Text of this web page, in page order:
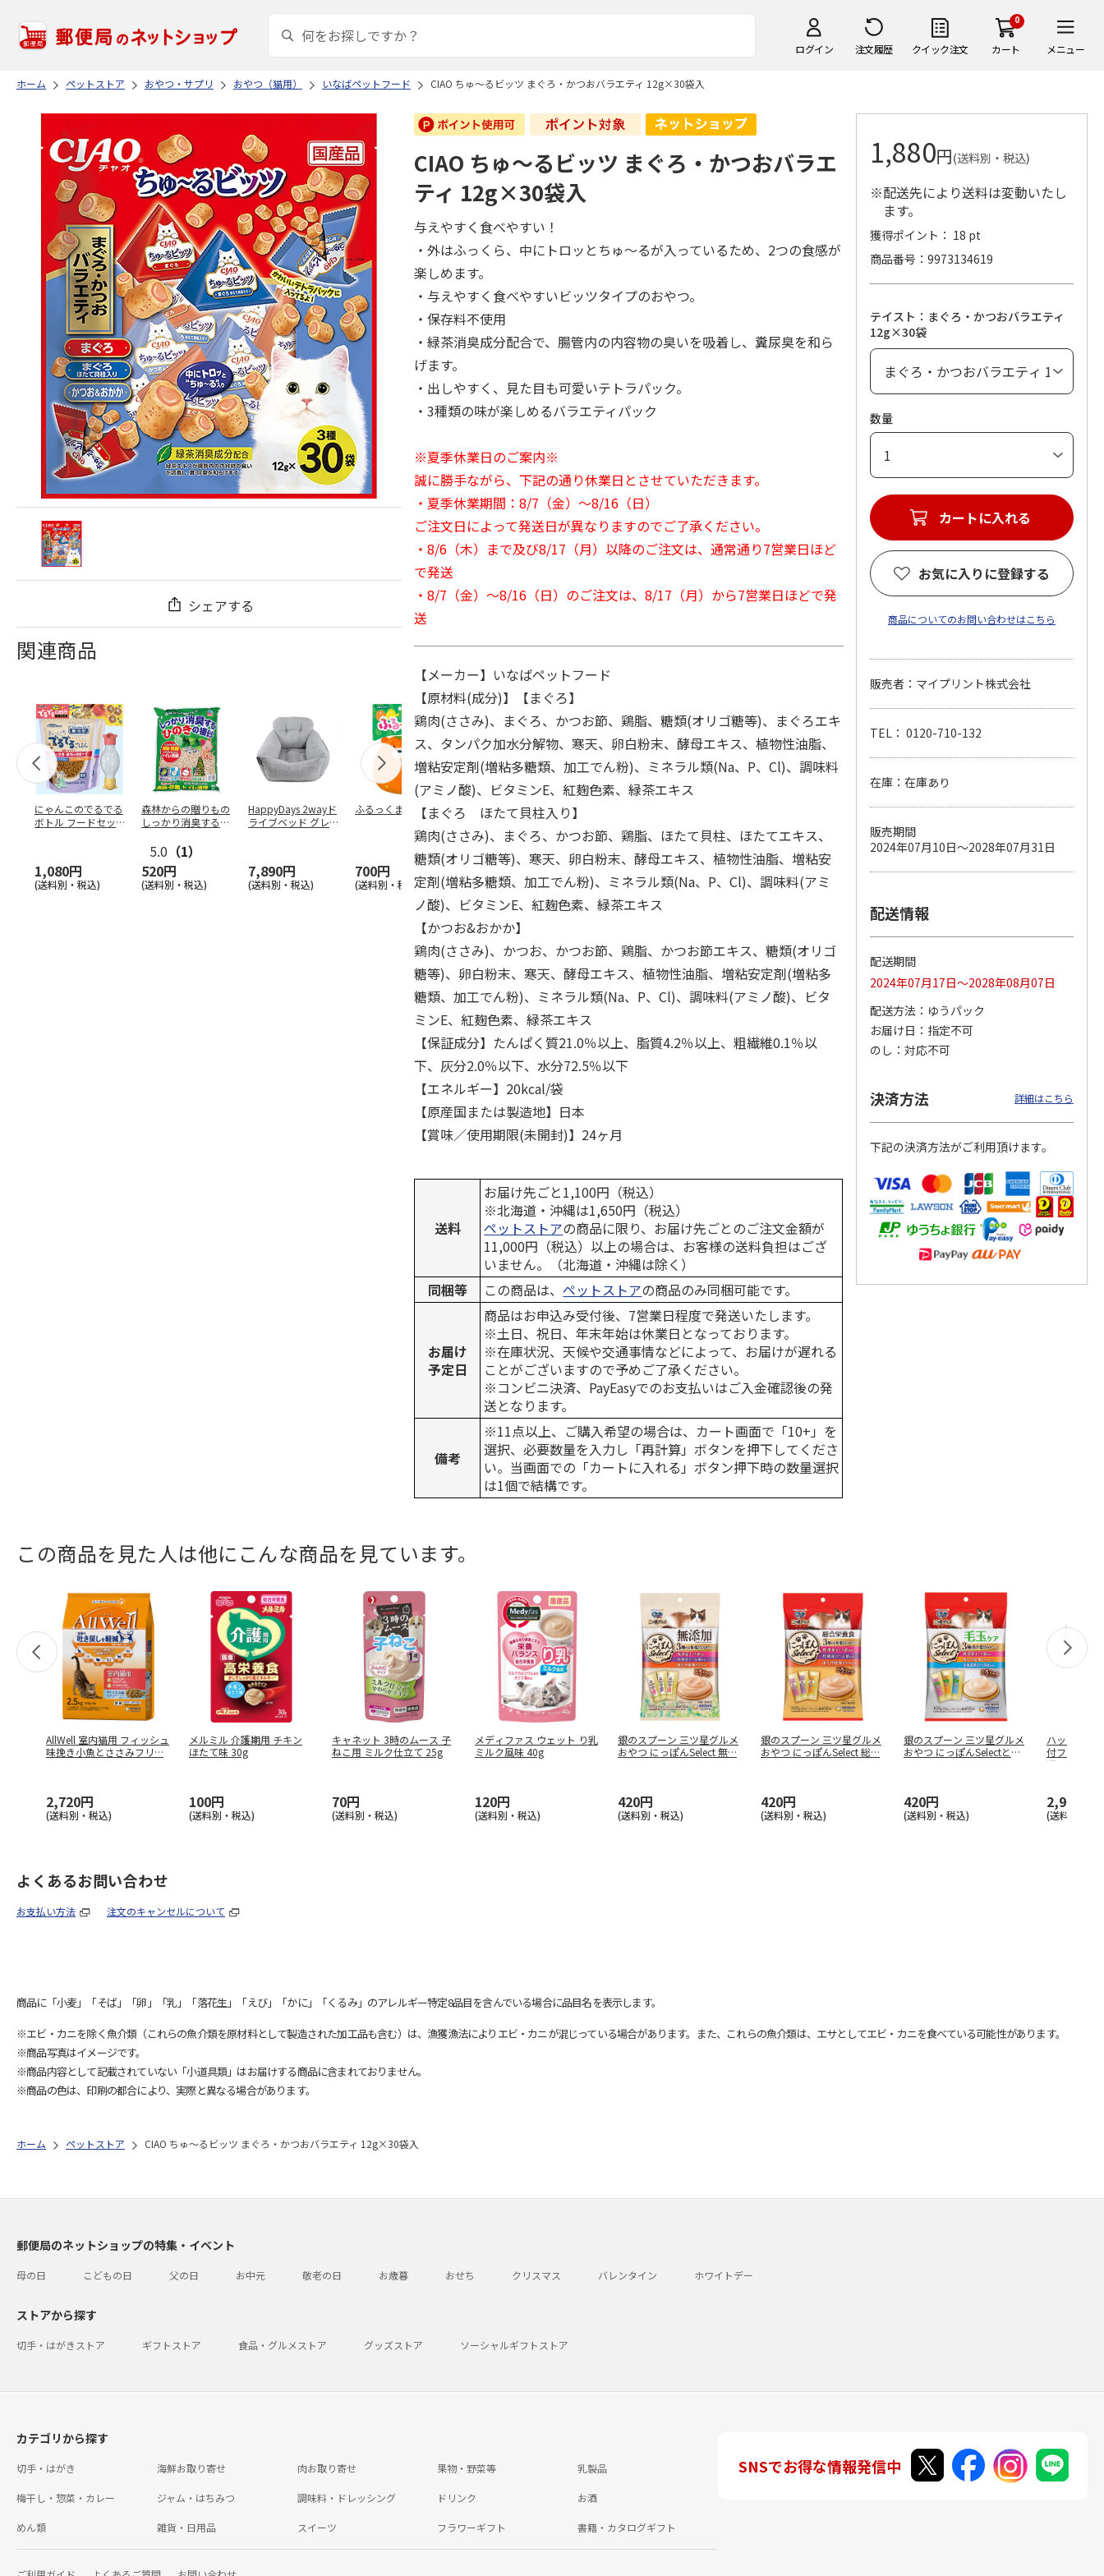
ログイン 注文履歴 クイック注文
0
カート メニュー
ホーム ペットストア おやつ・サプリ おやつ（猫用） いなばペットフード CIAO ちゅ～るビッツ まぐろ・かつおバラエティ 12g×30袋入
シェアする
関連商品
にゃんこのでるでる
ボトル フードセッ
1,080円
(送料別・税込)
森林からの贈りもの
しっかり消臭するひ
5.0 （1）
520円
(送料別・税込)
HappyDays 2wayド
ライブベッド グレ
7,890円
(送料別・税込)
ふるっくま みかん
700円
(送料別・税込)
デオトイレ 飛び散
らない消臭・抗菌サ
ンド 4L
1,320円
(送料別・税込)
獣医師開発 ニオイ
をとる砂専用 猫ト
イレ ナチュラルグ
1,550円
(送料別・税込)
ぐるぐるボーン型 S
470円
(送料別・税込)
こ用 まぐろ・かつ
120円
(送料別・税込)
ペット線香 虹のか
ローラルの香り
590円
CIAO 香り立つクラ
380円
CIAO ちゅ～るビッツ まぐろ・かつおバラエ
ティ 12g×30袋入
与えやすく食べやすい！
・外はふっくら、中にトロッとちゅ～るが入っているため、2つの食感が
楽しめます。
・与えやすく食べやすいビッツタイプのおやつ。
・保存料不使用
・緑茶消臭成分配合で、腸管内の内容物の臭いを吸着し、糞尿臭を和ら
げます。
・出しやすく、見た目も可愛いテトラパック。
・3種類の味が楽しめるバラエティパック
※夏季休業日のご案内※
誠に勝手ながら、下記の通り休業日とさせていただきます。
・夏季休業期間：8/7（金）～8/16（日）
ご注文日によって発送日が異なりますのでご了承ください。
・8/6（木）まで及び8/17（月）以降のご注文は、通常通り7営業日ほど
で発送
・8/7（金）～8/16（日）のご注文は、8/17（月）から7営業日ほどで発
送
【メーカー】いなばペットフード
【原材料(成分)】【まぐろ】
鶏肉(ささみ)、まぐろ、かつお節、鶏脂、糖類(オリゴ糖等)、まぐろエキ
ス、タンパク加水分解物、寒天、卵白粉末、酵母エキス、植物性油脂、
増粘安定剤(増粘多糖類、加工でん粉)、ミネラル類(Na、P、Cl)、調味料
(アミノ酸)、ビタミンE、紅麹色素、緑茶エキス
【まぐろ ほたて貝柱入り】
鶏肉(ささみ)、まぐろ、かつお節、鶏脂、ほたて貝柱、ほたてエキス、
糖類(オリゴ糖等)、寒天、卵白粉末、酵母エキス、植物性油脂、増粘安
定剤(増粘多糖類、加工でん粉)、ミネラル類(Na、P、Cl)、調味料(アミ
ノ酸)、ビタミンE、紅麹色素、緑茶エキス
【かつお&おかか】
鶏肉(ささみ)、かつお、かつお節、鶏脂、かつお節エキス、糖類(オリゴ
糖等)、卵白粉末、寒天、酵母エキス、植物性油脂、増粘安定剤(増粘多
糖類、加工でん粉)、ミネラル類(Na、P、Cl)、調味料(アミノ酸)、ビタ
ミンE、紅麹色素、緑茶エキス
【保証成分】たんぱく質21.0％以上、脂質4.2％以上、粗繊維0.1％以
下、灰分2.0％以下、水分72.5％以下
【エネルギー】20kcal/袋
【原産国または製造地】日本
【賞味／使用期限(未開封)】24ヶ月
送料
お届け先ごと1,100円（税込）
※北海道・沖縄は1,650円（税込）
ペットストアの商品に限り、お届け先ごとのご注文金額が
11,000円（税込）以上の場合は、お客様の送料負担はござ
いません。（北海道・沖縄は除く）
同梱等
この商品は、ペットストアの商品のみ同梱可能です。
お届け
予定日
商品はお申込み受付後、7営業日程度で発送いたします。
※土日、祝日、年末年始は休業日となっております。
※在庫状況、天候や交通事情などによって、お届けが遅れる
ことがございますので予めご了承ください。
※コンビニ決済、PayEasyでのお支払いはご入金確認後の発
送となります。
備考
※11点以上、ご購入希望の場合は、カート画面で「10+」を
選択、必要数量を入力し「再計算」ボタンを押下してくださ
い。当画面での「カートに入れる」ボタン押下時の数量選択
は1個で結構です。
1,880円(送料別・税込)
※配送先により送料は変動いたし
ます。
獲得ポイント： 18 pt
商品番号
9973134619
テイスト：まぐろ・かつおバラエティ
12g×30袋
数量
カートに入れる
お気に入りに登録する
商品についてのお問い合わせはこちら
販売者：マイプリント株式会社
TEL： 0120-710-132
在庫：在庫あり
販売期間
2024年07月10日～2028年07月31日
配送情報
配送期間
2024年07月17日～2028年08月07日
配送方法
ゆうパック
お届け日
指定不可
のし
対応不可
決済方法 詳細はこちら
下記の決済方法がご利用頂けます。
この商品を見た人は他にこんな商品を見ています。
AllWell 室内猫用 フィッシュ
味挽き小魚とささみフリ…
2,720円
(送料別・税込)
メルミル 介護期用 チキン
ほたて味 30g
100円
(送料別・税込)
キャネット 3時のムース 子
ねこ用 ミルク仕立て 25g
70円
(送料別・税込)
メディファス ウェット り乳
ミルク風味 40g
120円
(送料別・税込)
銀のスプーン 三ツ星グルメ
おやつ にっぽんSelect 無…
420円
(送料別・税込)
銀のスプーン 三ツ星グルメ
おやつ にっぽんSelect 総…
420円
(送料別・税込)
銀のスプーン 三ツ星グルメ
おやつ にっぽんSelectとろ
420円
(送料別・税込)
ハッピーダ
付フードボ
猫
2,970円
(送料別・税
よくあるお問い合わせ
お支払い方法 注文のキャンセルについて
商品に「小麦」「そば」「卵」「乳」「落花生」「えび」「かに」「くるみ」のアレルギー特定8品目を含んでいる場合に品目名を表示します。
※エビ・カニを除く魚介類（これらの魚介類を原材料として製造された加工品も含む）は、漁獲漁法によりエビ・カニが混じっている場合があります。また、これらの魚介類は、エサとしてエビ・カニを食べている可能性があります。
※商品写真はイメージです。
※商品内容として記載されていない「小道具類」はお届けする商品に含まれておりません。
※商品の色は、印刷の都合により、実際と異なる場合があります。
ホーム ペットストア CIAO ちゅ～るビッツ まぐろ・かつおバラエティ 12g×30袋入
郵便局のネットショップの特集・イベント
母の日 こどもの日 父の日 お中元 敬老の日 お歳暮 おせち クリスマス バレンタイン ホワイトデー
ストアから探す
切手・はがきストア ギフトストア 食品・グルメストア グッズストア ソーシャルギフトストア
カテゴリから探す
切手・はがき 海鮮お取り寄せ 肉お取り寄せ 果物・野菜等 乳製品
梅干し・惣菜・カレー ジャム・はちみつ 調味料・ドレッシング ドリンク お酒
めん類 雑貨・日用品 スイーツ フラワーギフト 書籍・カタログギフト
SNSでお得な情報発信中